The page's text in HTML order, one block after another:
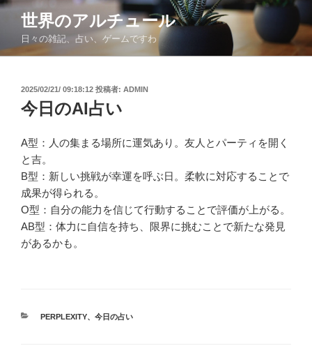
コ
ン
世界のアルチュール
日々の雑記、占い、ゲームですわ
投
稿
日:
2025/02/21/ 09:18:12 投稿者: ADMIN
今日のAI占い
A型：人の集まる場所に運気あり。友人とパーティを開く
と吉。
B型：新しい挑戦が幸運を呼ぶ日。柔軟に対応することで
成果が得られる。
O型：自分の能力を信じて行動することで評価が上がる。
AB型：体力に自信を持ち、限界に挑むことで新たな発見
があるかも。
カ
PERPLEXITY、 今日の占い